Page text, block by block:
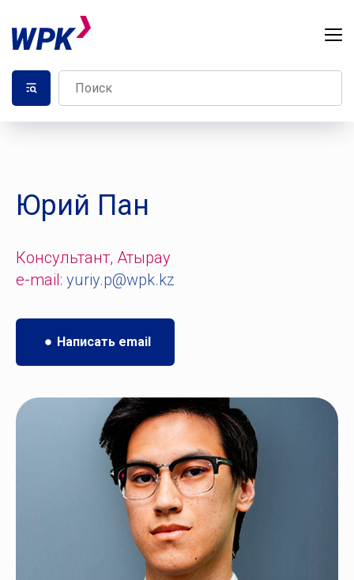
Юрий Пан
Консультант, Атырау
e-mail: yuriy.p@wpk.kz
Написать email